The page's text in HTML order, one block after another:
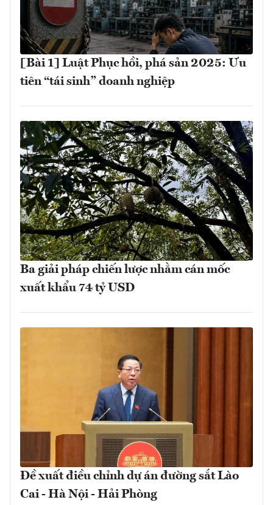
[Bài 1] Luật Phục hồi, phá sản 2025: Ưu
tiên “tái sinh” doanh nghiệp
Ba giải pháp chiến lược nhằm cán mốc
xuất khẩu 74 tỷ USD
Đề xuất điều chỉnh dự án đường sắt Lào
Cai - Hà Nội - Hải Phòng